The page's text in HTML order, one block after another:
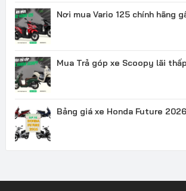
Nơi mua Vario 125 chính hãng
Mua Trả góp xe Scoopy lãi
Bảng giá xe Honda Future